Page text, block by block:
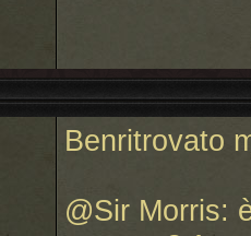
Benritrovato
@Sir Morris: